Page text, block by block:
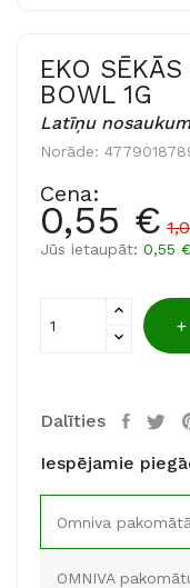
EKO
BOWL 1G
Latīņu
Norāde:
Cena:
0,55 €
Jūs ietaupāt: 0,55 €
Dalīties
Iespējamie
Omniva pakomātā
OMNIVA